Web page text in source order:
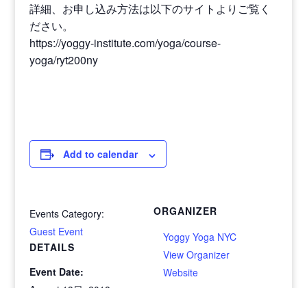
詳細、お申し込み方法は以下のサイトよりご覧く
ださい。
https://yoggy-institute.com/yoga/course-
yoga/ryt200ny
Add to calendar
Events Category:
Guest Event
DETAILS
Event Date:
ORGANIZER
Yoggy Yoga NYC
View Organizer
Website